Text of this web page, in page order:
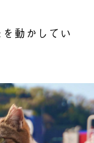
動かしてい